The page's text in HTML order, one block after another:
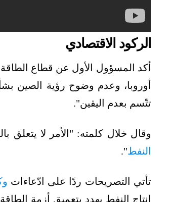
الركود الاقتصادي
أكد المسؤول الأول عن قطاع
أوروبا، وعدم وضوح رؤية الصين
تتّسم بعدم اليقين".
وقال خلال كلمته: "الأمر لا
النفط".
تأتي التصريحات ردًا على ادّعاءات
إنتاج النفط يهدد بتعميق أزمة